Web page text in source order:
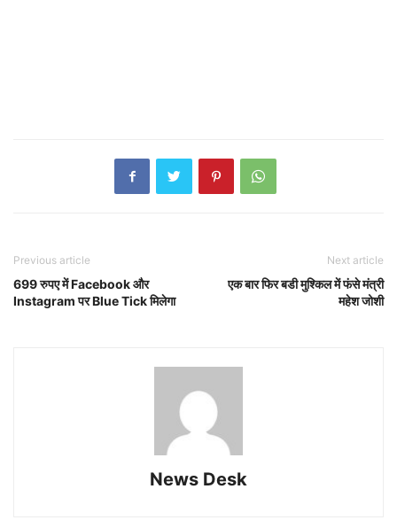
Previous article
699 रुपए में Facebook और
Instagram पर Blue Tick मिलेगा
Next article
एक बार फिर बडी मुश्किल में फंसे मंत्री
महेश जोशी
News Desk